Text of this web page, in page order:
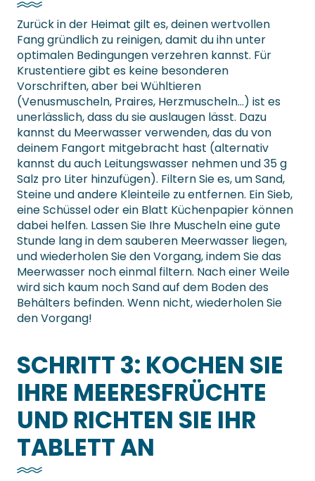
Zurück in der Heimat gilt es, deinen wertvollen
Fang gründlich zu reinigen, damit du ihn unter
optimalen Bedingungen verzehren kannst. Für
Krustentiere gibt es keine besonderen
Vorschriften, aber bei Wühltieren
(Venusmuscheln, Praires, Herzmuscheln…) ist es
unerlässlich, dass du sie auslaugen lässt. Dazu
kannst du Meerwasser verwenden, das du von
deinem Fangort mitgebracht hast (alternativ
kannst du auch Leitungswasser nehmen und 35 g
Salz pro Liter hinzufügen). Filtern Sie es, um Sand,
Steine und andere Kleinteile zu entfernen. Ein Sieb,
eine Schüssel oder ein Blatt Küchenpapier können
dabei helfen. Lassen Sie Ihre Muscheln eine gute
Stunde lang in dem sauberen Meerwasser liegen,
und wiederholen Sie den Vorgang, indem Sie das
Meerwasser noch einmal filtern. Nach einer Weile
wird sich kaum noch Sand auf dem Boden des
Behälters befinden. Wenn nicht, wiederholen Sie
den Vorgang!
SCHRITT 3: KOCHEN SIE
IHRE MEERESFRÜCHTE
UND RICHTEN SIE IHR
TABLETT AN